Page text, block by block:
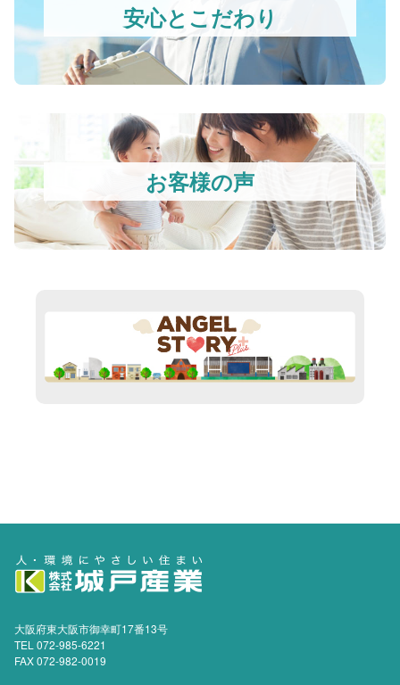
安心とこだわり
お客様の声
大阪府東大阪市御幸町17番13号
TEL 072-985-6221
FAX 072-982-0019